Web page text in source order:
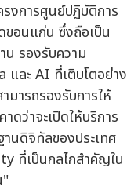
งการศูนย์ปฏิบัติการ
อนแก่น ซึ่งถือเป็น
รองรับความ
ละ AI ที่เติบโตอย่าง
มารถรองรับการให้
ดว่าจะเปิดให้บริการ
นดิจิทัลของประเทศ
ที่เป็นกลไกสำคัญใน
"